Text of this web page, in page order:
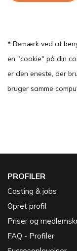
* Bemærk ved at
en "cookie" på din
er den eneste, der
bruger samme
PROFILER
Casting & jobs
Opret profil
Priser og
FAQ - Profiler